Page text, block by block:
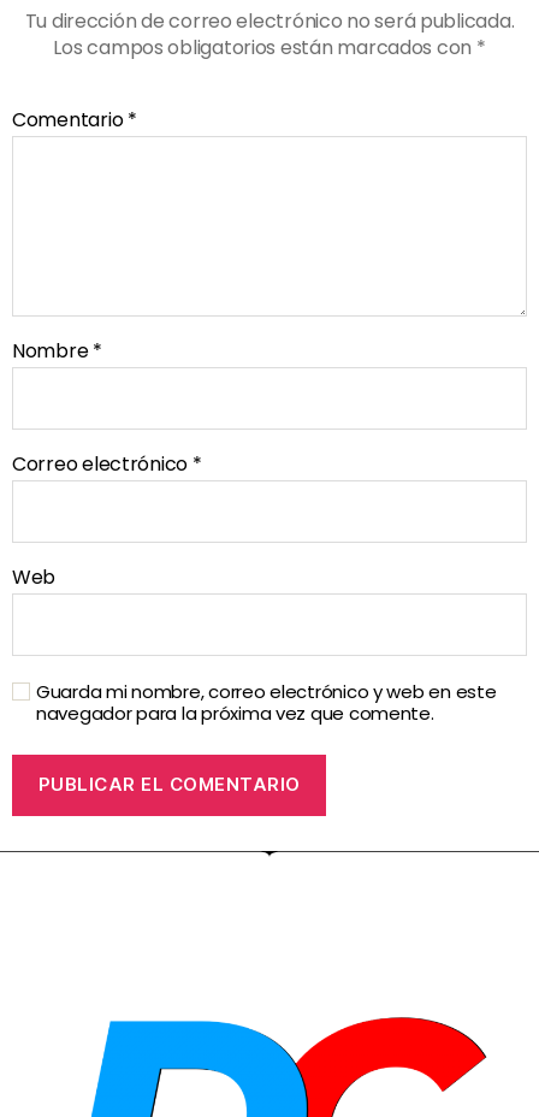
Tu dirección de correo electrónico no será publicada.
Los campos obligatorios están marcados con *
Comentario*
Nombre*
Correo electrónico *
Web
Guarda mi nombre, correo electrónico y web en este
navegador para la próxima vez que comente.